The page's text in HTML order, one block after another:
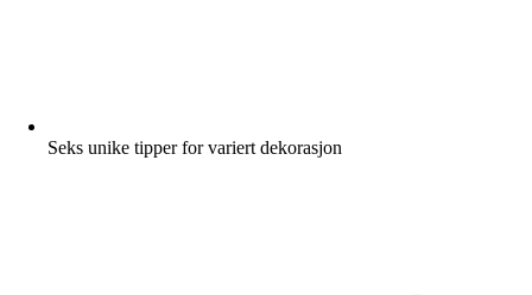
Seks unike tipper for variert dekorasjon